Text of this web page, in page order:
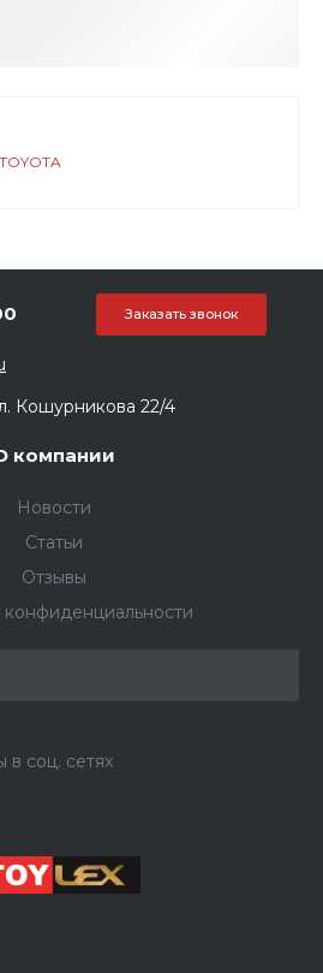
Заказать звонок
Кошурникова 22/4
компании
Новости
Статьи
Отзывы
конфиденциальности
в соц. сетях